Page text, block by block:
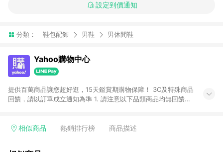
設定到價通知
分類： 鞋包配飾 男鞋 男休閒鞋
Yahoo購物中心
提供百萬商品讓您超好逛，15天鑑賞期購物保障！ 3C及特殊商品
回饋，請以訂單成立通知為準 1. 請注意以下品類商品均無回饋：
電玩/遊戲/相機/單眼/鏡頭/拍立得 [2024/6/1起適用] -內接硬
相似商品 熱銷排行榜 商品描述